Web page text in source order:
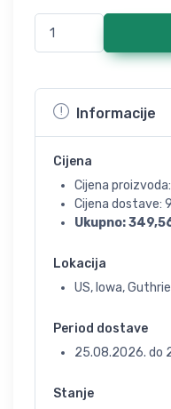
Informacije
Cijena
Cijena proizvoda:
Cijena dostave:
Ukupno:
Lokacija
US, Iowa,
Period dostave
25.08.2026. do
Stanje